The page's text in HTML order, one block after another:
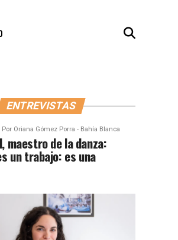
ENTREVISTAS
Por Oriana Gómez Porra - Bahía Blanca
maestro de la danza:
un trabajo: es una